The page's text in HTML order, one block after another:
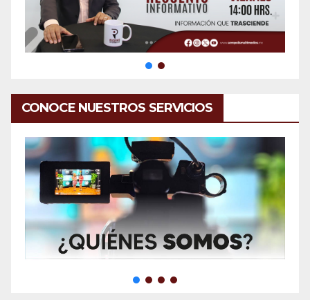
CONOCE NUESTROS SERVICIOS